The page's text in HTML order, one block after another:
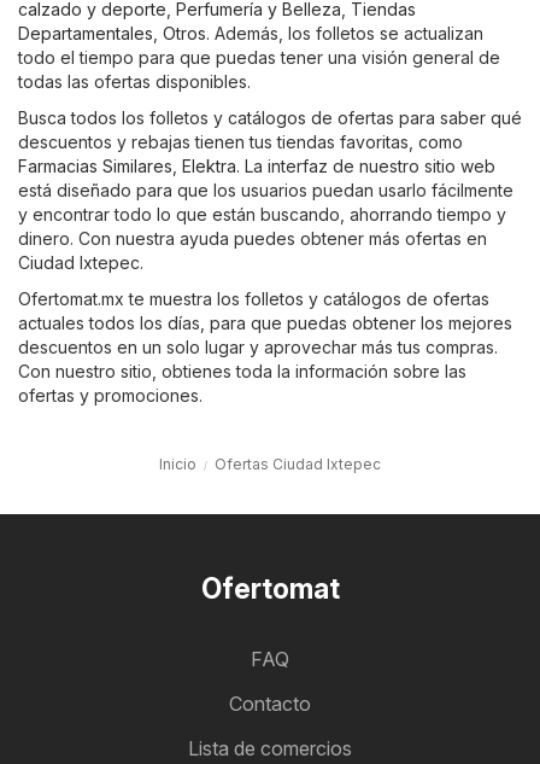
calzado y deporte Perfumería y Belleza Tiendas
Departamentales Otros. Además, los folletos se actualizan
todo el tiempo para que puedas tener una visión general de
todas las ofertas disponibles.
Busca todos los folletos y catálogos de ofertas para saber qué
descuentos y rebajas tienen tus tiendas favoritas, como
Farmacias Similares Elektra. La interfaz de nuestro sitio web
está diseñado para que los usuarios puedan usarlo fácilmente
y encontrar todo lo que están buscando, ahorrando tiempo y
dinero. Con nuestra ayuda puedes obtener más ofertas en
Ciudad Ixtepec.
Ofertomat.mx te muestra los folletos y catálogos de ofertas
actuales todos los días, para que puedas obtener los mejores
descuentos en un solo lugar y aprovechar más tus compras.
Con nuestro sitio, obtienes toda la información sobre las
ofertas y promociones.
Inicio Ofertas Ciudad Ixtepec
Ofertomat
FAQ
Contacto
Lista de comercios